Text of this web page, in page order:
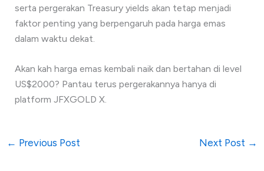
serta pergerakan Treasury yields akan tetap menjadi
faktor penting yang berpengaruh pada harga emas
dalam waktu dekat.
Akan kah harga emas kembali naik dan bertahan di level
US$2000? Pantau terus pergerakannya hanya di
platform JFXGOLD X.
← Previous Post Next Post →